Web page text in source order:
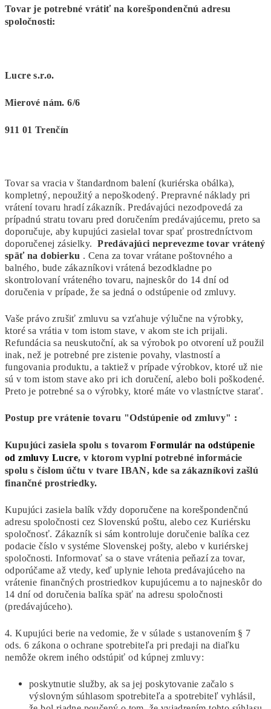
Tovar je potrebné vrátiť na korešpondenčnú adresu
spoločnosti:
Lucre s.r.o.
Mierové nám. 6/6
911 01 Trenčín
Tovar sa vracia v štandardnom balení (kuriérska obálka),
kompletný, nepoužitý a nepoškodený. Prepravné náklady pri
vrátení tovaru hradí zákazník. Predávajúci nezodpovedá za
prípadnú stratu tovaru pred doručením predávajúcemu, preto sa
doporučuje, aby kupujúci zasielal tovar spať prostredníctvom
doporučenej zásielky.Predávajúci neprevezme tovar vrátený
späť na dobierku . Cena za tovar vrátane poštovného a
balného, bude zákazníkovi vrátená bezodkladne po
skontrolovaní vráteného tovaru, najneskôr do 14 dní od
doručenia v prípade, že sa jedná o odstúpenie od zmluvy.
Vaše právo zrušiť zmluvu sa vzťahuje výlučne na výrobky,
ktoré sa vrátia v tom istom stave, v akom ste ich prijali.
Refundácia sa neuskutoční, ak sa výrobok po otvorení už použil
inak, než je potrebné pre zistenie povahy, vlastností a
fungovania produktu, a taktiež v prípade výrobkov, ktoré už nie
sú v tom istom stave ako pri ich doručení, alebo boli poškodené.
Preto je potrebné sa o výrobky, ktoré máte vo vlastníctve starať.
Postup pre vrátenie tovaru "Odstúpenie od zmluvy" :
Kupujúci zasiela spolu s tovaromFormulár na odstúpenie
od zmluvy Lucre, v ktorom vyplní potrebné informácie
spolu s číslom účtu v tvare IBAN, kde sa zákazníkovi zašlú
finančné prostriedky.
Kupujúci zasiela balík vždy doporučene na korešpondenčnú
adresu spoločnosti cez Slovenskú poštu, alebo cez Kuriérsku
spoločnosť. Zákazník si sám kontroluje doručenie balíka cez
podacie číslo v systéme Slovenskej pošty, alebo v kuriérskej
spoločnosti. Informovať sa o stave vrátenia peňazí za tovar,
odporúčame až vtedy, keď uplynie lehota predávajúceho na
vrátenie finančných prostriedkov kupujúcemu a to najneskôr do
14 dní od doručenia balíka späť na adresu spoločnosti
(predávajúceho).
4. Kupujúci berie na vedomie, že v súlade s ustanovením § 7
ods. 6 zákona o ochrane spotrebiteľa pri predaji na diaľku
nemôže okrem iného odstúpiť od kúpnej zmluvy:
poskytnutie služby, ak sa jej poskytovanie začalo s
výslovným súhlasom spotrebiteľa a spotrebiteľ vyhlásil,